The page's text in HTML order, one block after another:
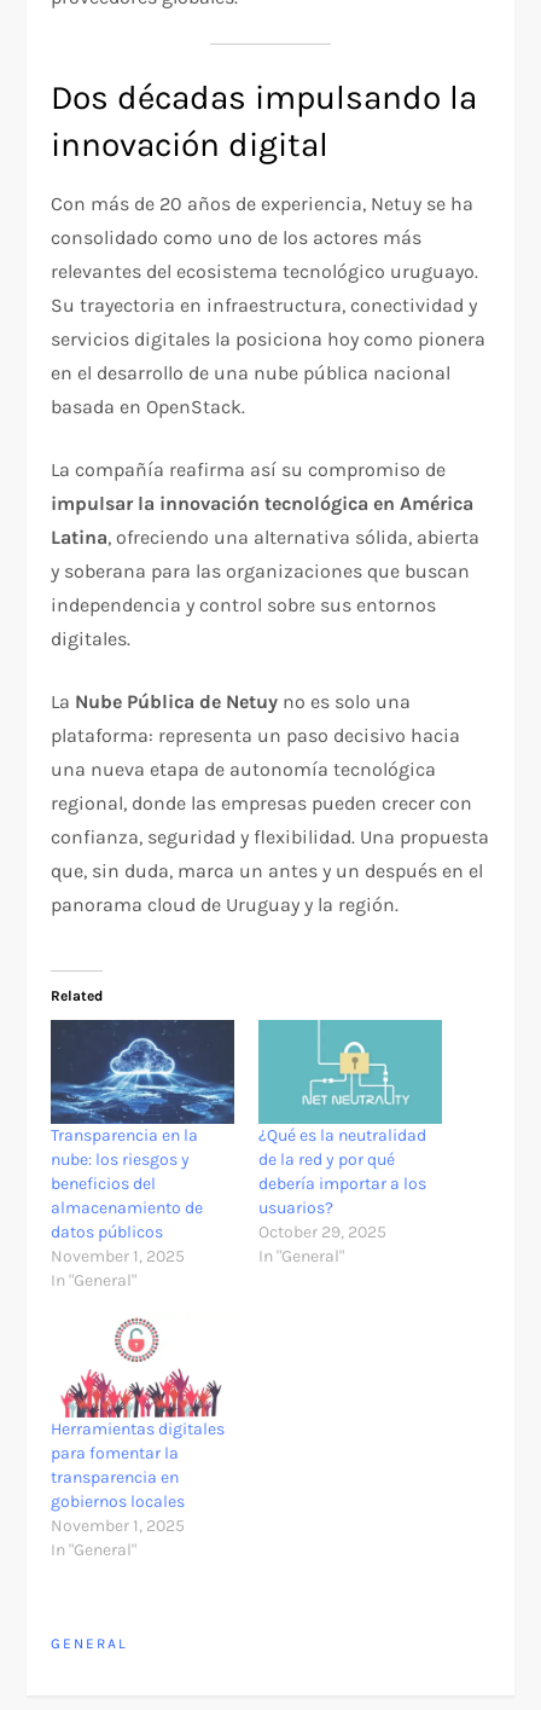
Dos décadas impulsando la
innovación digital
Con más de 20 años de experiencia, Netuy se ha
consolidado como uno de los actores más
relevantes del ecosistema tecnológico uruguayo.
Su trayectoria en infraestructura, conectividad y
servicios digitales la posiciona hoy como pionera
en el desarrollo de una nube pública nacional
basada en OpenStack.
La compañía reafirma así su compromiso de
impulsar la innovación tecnológica en América
Latina, ofreciendo una alternativa sólida, abierta
y soberana para las organizaciones que buscan
independencia y control sobre sus entornos
digitales.
La Nube Pública de Netuy no es solo una
plataforma: representa un paso decisivo hacia
una nueva etapa de autonomía tecnológica
regional, donde las empresas pueden crecer con
confianza, seguridad y flexibilidad. Una propuesta
que, sin duda, marca un antes y un después en el
panorama cloud de Uruguay y la región.
Related
Transparencia en la
nube: los riesgos y
beneficios del
almacenamiento de
datos públicos
November 1, 2025
In "General"
¿Qué es la neutralidad
de la red y por qué
debería importar a los
usuarios?
October 29, 2025
In "General"
Herramientas digitales
para fomentar la
transparencia en
gobiernos locales
November 1, 2025
In "General"
GENERAL